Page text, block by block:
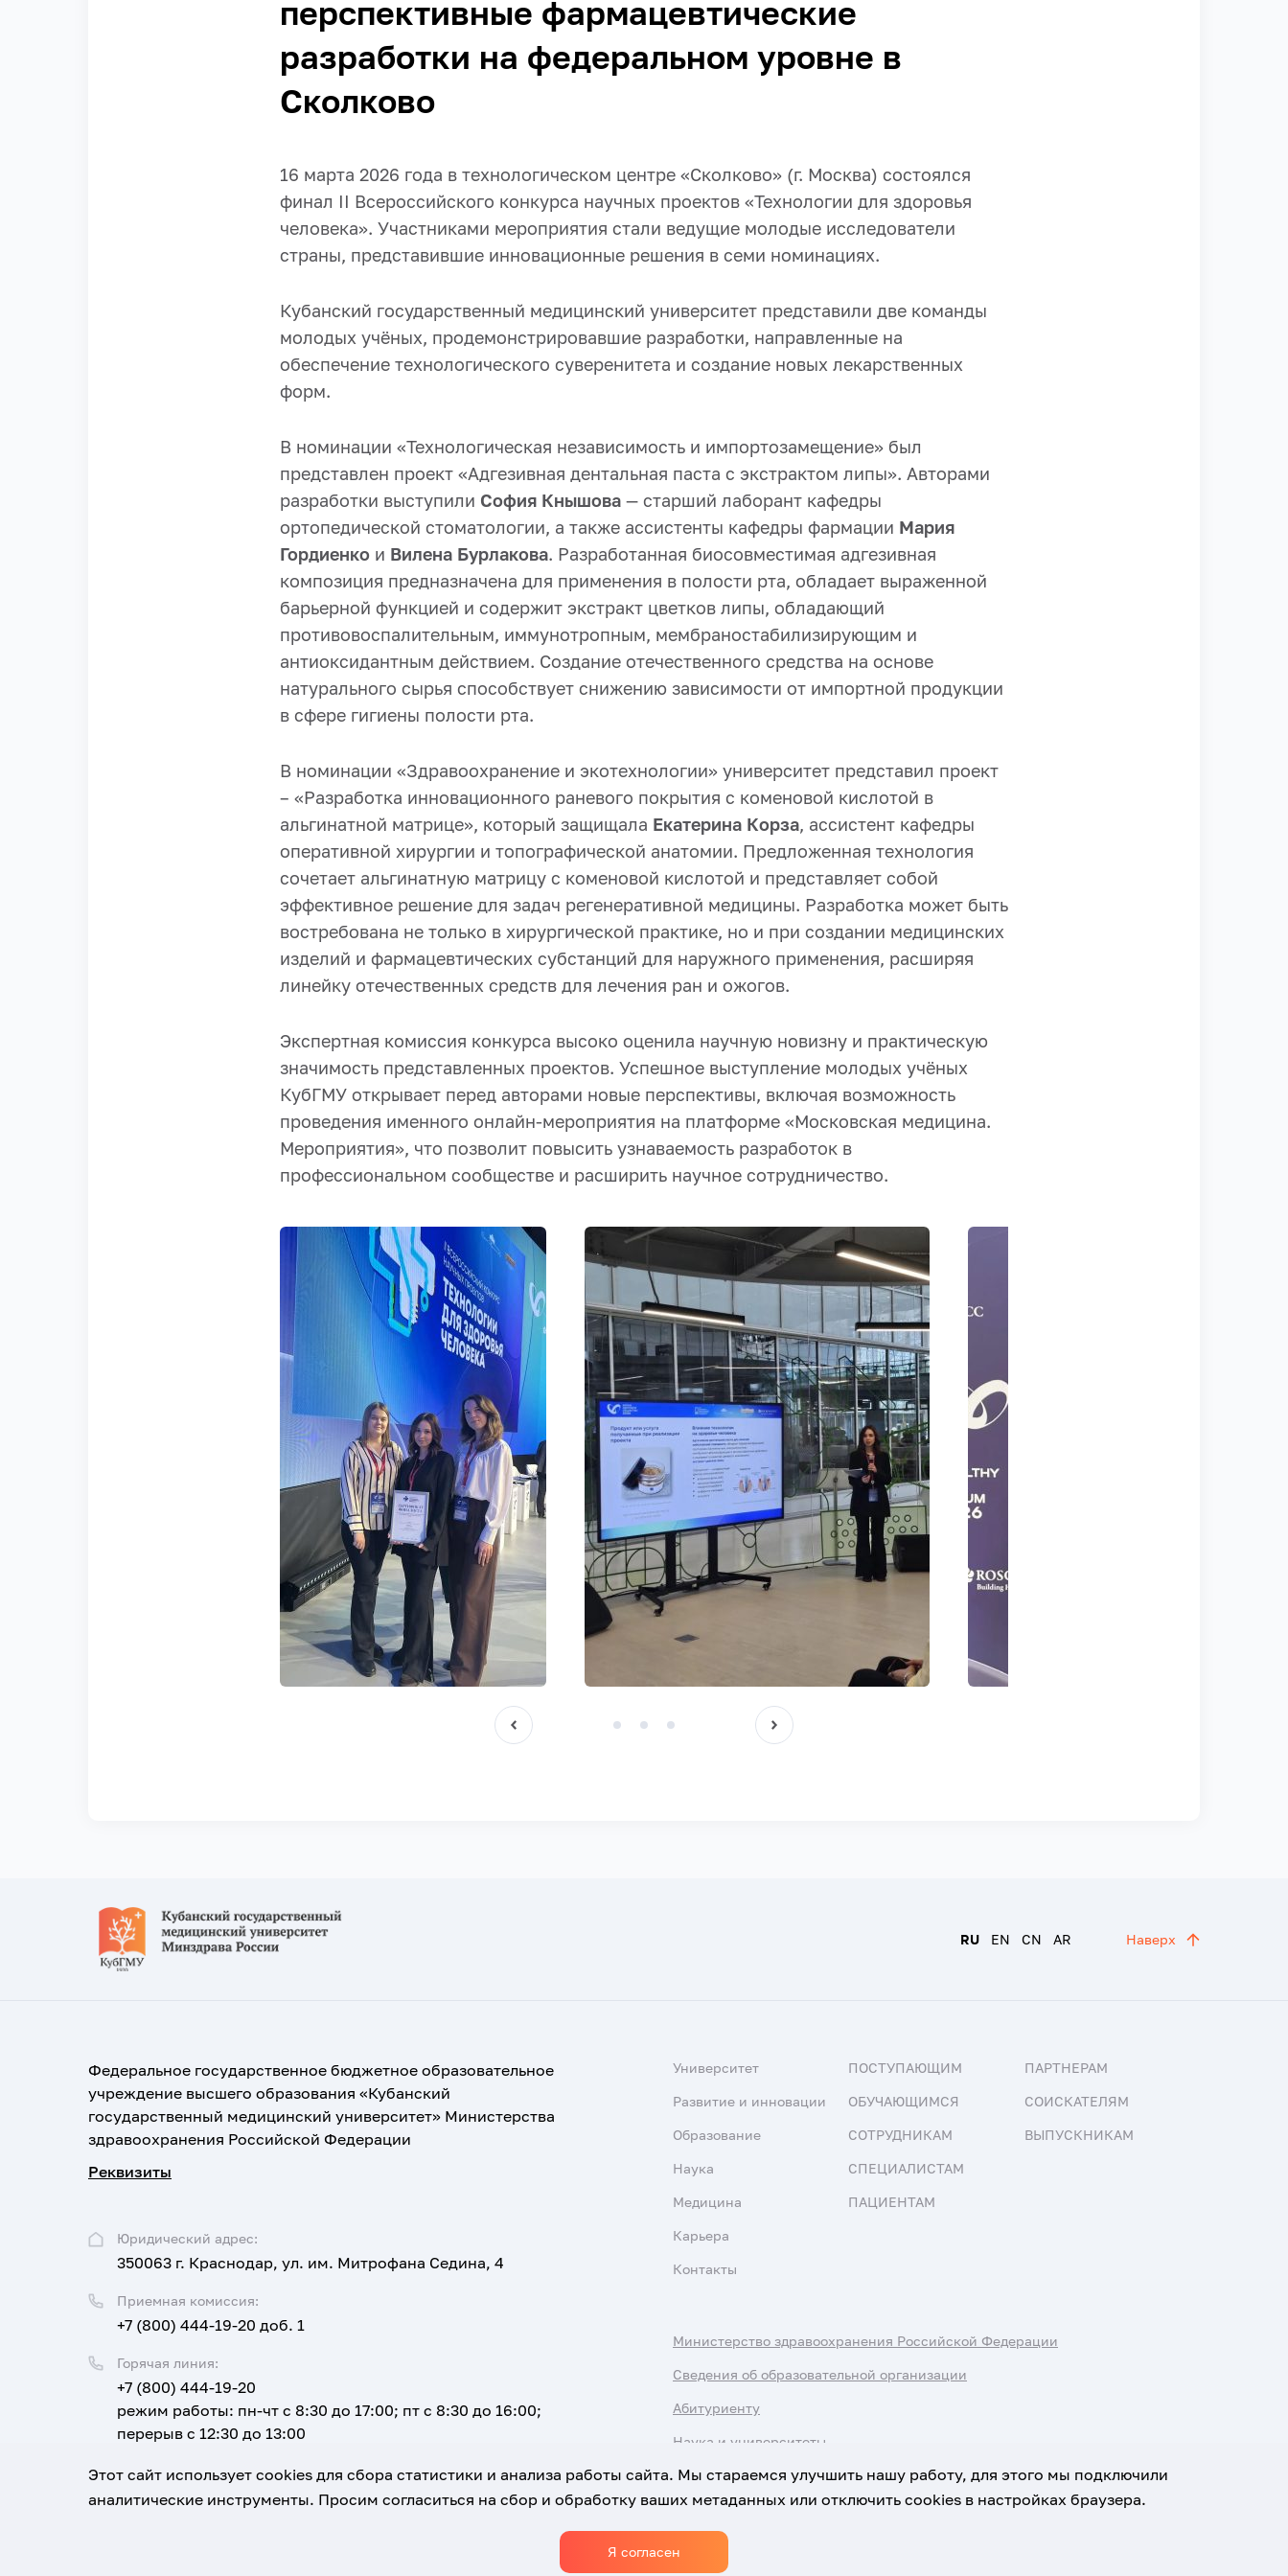
перспективные фармацевтические
разработки на федеральном уровне в
Сколково
16 марта 2026 года в технологическом центре «Сколково» (г. Москва) состоялся
финал II Всероссийского конкурса научных проектов «Технологии для здоровья
человека». Участниками мероприятия стали ведущие молодые исследователи
страны, представившие инновационные решения в семи номинациях.
Кубанский государственный медицинский университет представили две команды
молодых учёных, продемонстрировавшие разработки, направленные на
обеспечение технологического суверенитета и создание новых лекарственных
форм.
В номинации «Технологическая независимость и импортозамещение» был
представлен проект «Адгезивная дентальная паста с экстрактом липы». Авторами
разработки выступили София Кнышова — старший лаборант кафедры
ортопедической стоматологии, а также ассистенты кафедры фармации Мария
Гордиенко и Вилена Бурлакова. Разработанная биосовместимая адгезивная
композиция предназначена для применения в полости рта, обладает выраженной
барьерной функцией и содержит экстракт цветков липы, обладающий
противовоспалительным, иммунотропным, мембраностабилизирующим и
антиоксидантным действием. Создание отечественного средства на основе
натурального сырья способствует снижению зависимости от импортной продукции
в сфере гигиены полости рта.
В номинации «Здравоохранение и экотехнологии» университет представил проект
– «Разработка инновационного раневого покрытия с коменовой кислотой в
альгинатной матрице», который защищала Екатерина Корза, ассистент кафедры
оперативной хирургии и топографической анатомии. Предложенная технология
сочетает альгинатную матрицу с коменовой кислотой и представляет собой
эффективное решение для задач регенеративной медицины. Разработка может быть
востребована не только в хирургической практике, но и при создании медицинских
изделий и фармацевтических субстанций для наружного применения, расширяя
линейку отечественных средств для лечения ран и ожогов.
Экспертная комиссия конкурса высоко оценила научную новизну и практическую
значимость представленных проектов. Успешное выступление молодых учёных
КубГМУ открывает перед авторами новые перспективы, включая возможность
проведения именного онлайн-мероприятия на платформе «Московская медицина.
Мероприятия», что позволит повысить узнаваемость разработок в
профессиональном сообществе и расширить научное сотрудничество.
RU EN CN AR Наверх
Федеральное государственное бюджетное образовательное
учреждение высшего образования «Кубанский
государственный медицинский университет» Министерства
здравоохранения Российской Федерации
Реквизиты
Юридический адрес:
350063 г. Краснодар, ул. им. Митрофана Седина, 4
Приемная комиссия:
+7 (800) 444-19-20 доб. 1
Горячая линия:
+7 (800) 444-19-20
режим работы: пн-чт с 8:30 до 17:00; пт с 8:30 до 16:00;
перерыв с 12:30 до 13:00
Email:
corpus@ksma.ru
Университет
Развитие и инновации
Образование
Наука
Медицина
Карьера
Контакты
ПОСТУПАЮЩИМ
ОБУЧАЮЩИМСЯ
СОТРУДНИКАМ
СПЕЦИАЛИСТАМ
ПАЦИЕНТАМ
ПАРТНЕРАМ
СОИСКАТЕЛЯМ
ВЫПУСКНИКАМ
Министерство здравоохранения Российской Федерации
Сведения об образовательной организации
Абитуриенту
Наука и университеты
Политика обработки персональных данных
Этот сайт использует cookies для сбора статистики и анализа работы сайта. Мы стараемся улучшить нашу работу, для этого мы подключили
аналитические инструменты. Просим согласиться на сбор и обработку ваших метаданных или отключить cookies в настройках браузера.
Я согласен